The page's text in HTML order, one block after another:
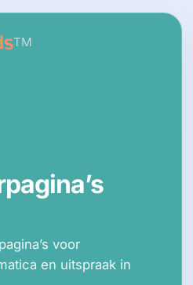
TM
voor
en uitspraak in